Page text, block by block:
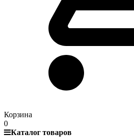
Корзина
0
Каталог товаров